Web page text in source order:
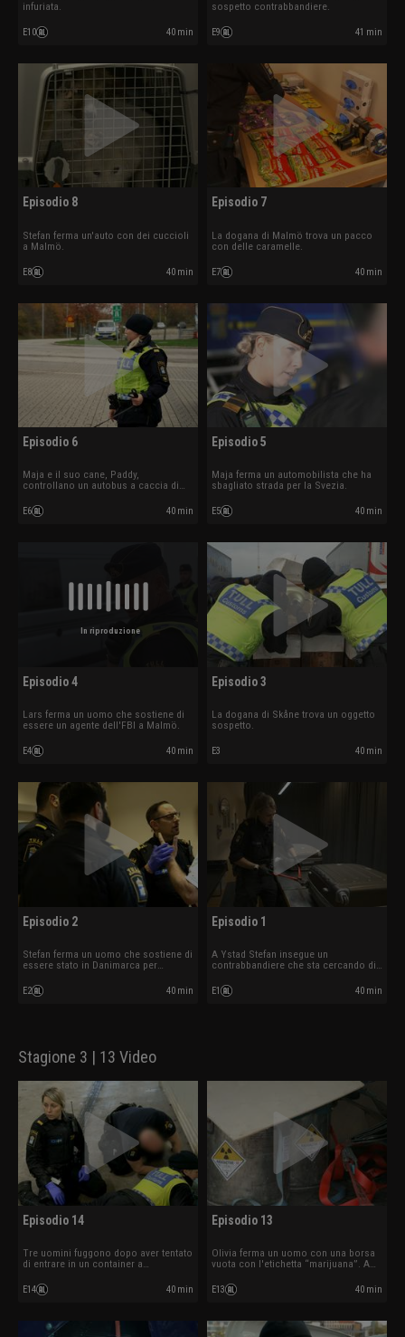
infuriata.
E10 40 min
sospetto contrabbandiere.
E9 41 min
Episodio 8
Stefan ferma un'auto con dei cuccioli
a Malmö.
E8 40 min
Episodio 7
La dogana di Malmö trova un pacco
con delle caramelle.
E7 40 min
Episodio 6
Maja e il suo cane, Paddy,
controllano un autobus a caccia di
E6 40 min
Episodio 5
Maja ferma un automobilista che ha
sbagliato strada per la Svezia.
E5 40 min
In riproduzione
Episodio 4
Lars ferma un uomo che sostiene di
essere un agente dell'FBI a Malmö.
E4 40 min
Episodio 3
La dogana di Skåne trova un oggetto
sospetto.
E3 40 min
Episodio 2
Stefan ferma un uomo che sostiene di
essere stato in Danimarca per
E2 40 min
Episodio 1
A Ystad Stefan insegue un
contrabbandiere che sta cercando di
E1 40 min
Stagione 3 | 13 Video
Episodio 14
Tre uomini fuggono dopo aver tentato
di entrare in un container a
container e trova qualcosa nascosto
nel pavimento.
E14 40 min
Episodio 13
Olivia ferma un uomo con una borsa
vuota con l'etichetta “marijuana”. A
radioattivo.
E13 40 min